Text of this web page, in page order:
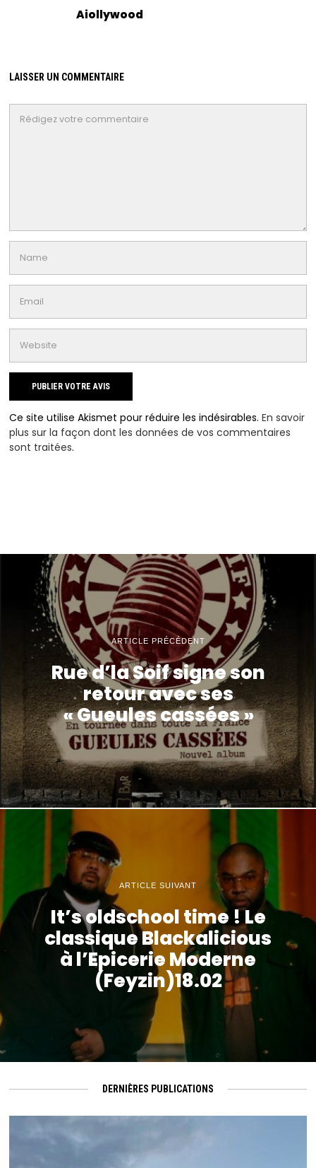
Aiollywood
LAISSER UN COMMENTAIRE
Ce site utilise Akismet pour réduire les indésirables.En savoir
plus sur la façon dont les données de vos commentaires
sont traitées.
ARTICLE PRÉCÉDENT
Rue d’la Soif signe son
retour avec ses
« Gueules cassées »
ARTICLE SUIVANT
It’s oldschool time ! Le
classique Blackalicious
à l’Epicerie Moderne
(Feyzin)18.02
DERNIÈRES PUBLICATIONS